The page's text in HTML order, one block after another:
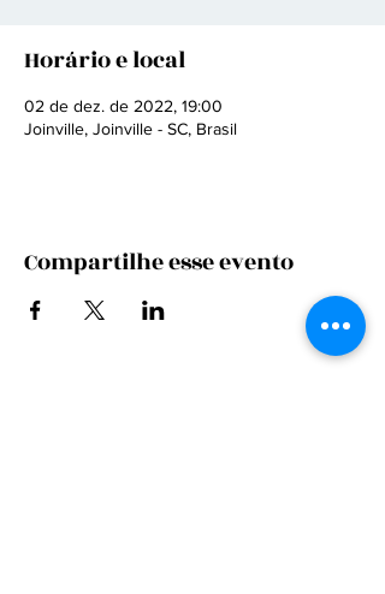
Horário e local
02 de dez. de 2022, 19:00
Joinville, Joinville - SC, Brasil
Compartilhe esse evento